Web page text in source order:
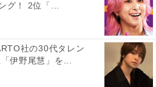
崎温泉・有馬温泉など、観光資
馬牛や神戸牛、明石鯛などのグ
SMOUTでは、「神戸地域おこ
農業体験プロジェクトが支持
グ！ 2位「...
社の30代タレン
伊野尾慧」を...